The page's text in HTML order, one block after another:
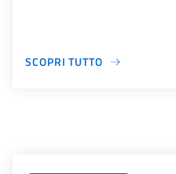
SCOPRI TUTTO